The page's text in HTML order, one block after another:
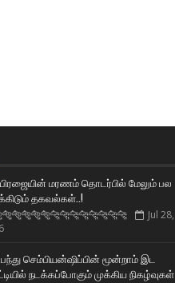
மரணம் தொடர்பில் மேலும் பல
தகவல்கள்..!
Jul 28,
செம்பியன்ஷிப்பின் மூன்றாம் இட
நடக்கப்போகும் முக்கிய நிகழ்வுகள்